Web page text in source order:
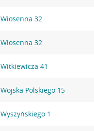
32
32
41
Polskiego 15
1